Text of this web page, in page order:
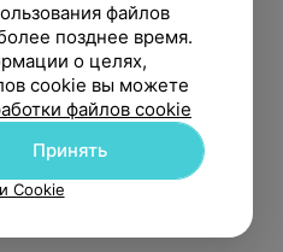
файлов
позднее время.
о целях,
cookie вы можете
файлов cookie
Принять
Cookie